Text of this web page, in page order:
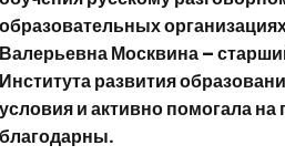
образовательных
Валерьевна Москвина –
Института развития
условия и активно помогала
благодарны.